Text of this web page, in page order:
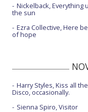
Nickelback, Everything
the sun
Ezra Collective, Here
of hope
Harry Styles, Kiss all
Disco, occasionally.
Sienna Spiro, Visitor